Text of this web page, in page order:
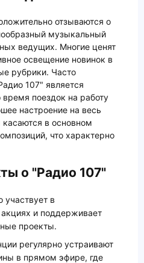
отзываются о
музыкальный
ведущих. Многие ценят
освещение новинок в
рубрики. Часто
107" является
поездок на работу
настроение на весь
в основном
что характерно
о "Радио 107"
участвует в
акциях и поддерживает
проекты.
регулярно устраивают
в прямом эфире, где